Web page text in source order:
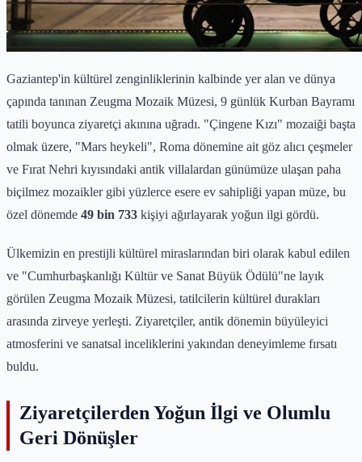
Gaziantep'in kültürel zenginliklerinin kalbinde yer alan ve dünya
çapında tanınan Zeugma Mozaik Müzesi, 9 günlük Kurban Bayramı
tatili boyunca ziyaretçi akınına uğradı. "Çingene Kızı" mozaiği başta
olmak üzere, "Mars heykeli", Roma dönemine ait göz alıcı çeşmeler
ve Fırat Nehri kıyısındaki antik villalardan günümüze ulaşan paha
biçilmez mozaikler gibi yüzlerce esere ev sahipliği yapan müze, bu
özel dönemde 49 bin 733 kişiyi ağırlayarak yoğun ilgi gördü.
Ülkemizin en prestijli kültürel miraslarından biri olarak kabul edilen
ve "Cumhurbaşkanlığı Kültür ve Sanat Büyük Ödülü"ne layık
görülen Zeugma Mozaik Müzesi, tatilcilerin kültürel durakları
arasında zirveye yerleşti. Ziyaretçiler, antik dönemin büyüleyici
atmosferini ve sanatsal inceliklerini yakından deneyimleme fırsatı
buldu.
Ziyaretçilerden Yoğun İlgi ve Olumlu
Geri Dönüşler